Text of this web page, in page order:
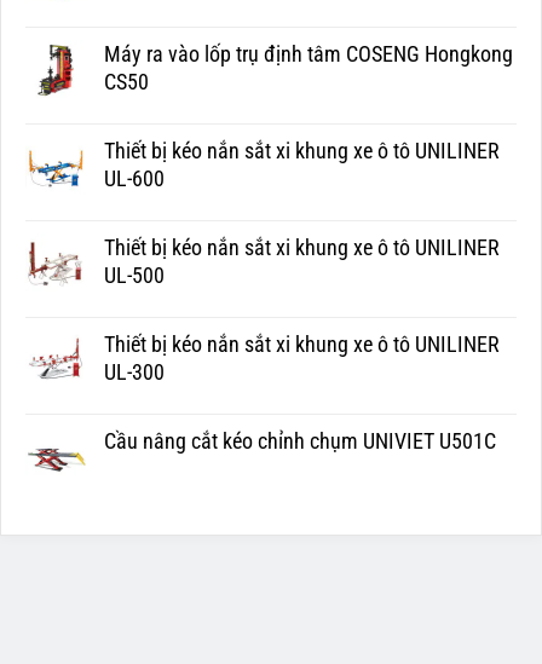
Máy ra vào lốp trụ định tâm COSENG Hongkong
CS50
Thiết bị kéo nắn sắt xi khung xe ô tô UNILINER
UL-600
Thiết bị kéo nắn sắt xi khung xe ô tô UNILINER
UL-500
Thiết bị kéo nắn sắt xi khung xe ô tô UNILINER
UL-300
Cầu nâng cắt kéo chỉnh chụm UNIVIET U501C